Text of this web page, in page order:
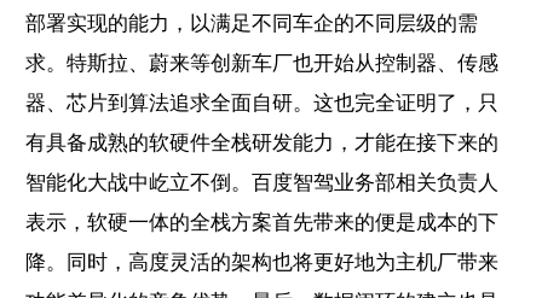
部署实现的能力，以满足不同车企的不同层级的需
求。特斯拉、蔚来等创新车厂也开始从控制器、传感
器、芯片到算法追求全面自研。这也完全证明了，只
有具备成熟的软硬件全栈研发能力，才能在接下来的
智能化大战中屹立不倒。百度智驾业务部相关负责人
表示，软硬一体的全栈方案首先带来的便是成本的下
降。同时，高度灵活的架构也将更好地为主机厂带来